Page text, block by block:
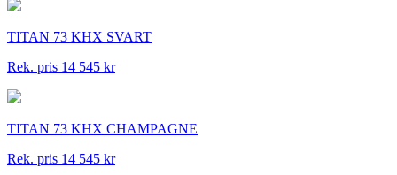
TITAN 73 KHX SVART
Rek. pris 14 545 kr
TITAN 73 KHX CHAMPAGNE
Rek. pris 14 545 kr